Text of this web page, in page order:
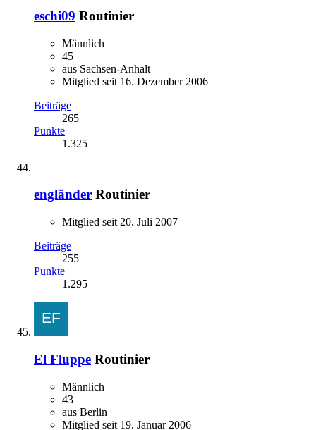
eschi09 Routinier
Männlich
45
aus Sachsen-Anhalt
Mitglied seit 16. Dezember 2006
Beiträge
265
Punkte
1.325
engländer Routinier
Mitglied seit 20. Juli 2007
Beiträge
255
Punkte
1.295
El Fluppe Routinier
Männlich
43
aus Berlin
Mitglied seit 19. Januar 2006